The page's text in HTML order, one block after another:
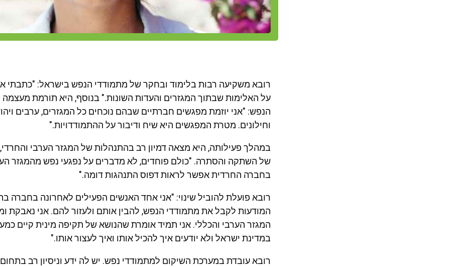
רובא משקיעה רבות בלימוד ובחקר של מתמודדי הנפש בישראל: "כתבתי
על האלימות שבתוך המגזרים והעדות השונות." בנוסף, היא תורמת מעצמה
הנפש: "אני יוזמת מפגשים חברתיים שבהם נוכחים כל המגזרים, ערבים
וחילונים. מטרת המפגשים היא שיח ודיבור על ההתמודדויות."
במהלך פעילותה, היא מצאה דמיון רב בהתנהלות של המגזר הערבי
של השתקה והסתרה. "כולם פוחדים, לא מדברים על נפגעי נפש מהמגזר
בחברה החרדית אפשר לראות דפוס התנהגות דומה."
רובא פועלת להוביל שינוי: "אני אחד האנשים הפעילים לאחרונה בחברה
המודעות לקבל את מתמודדי הנפש, להבין אותם ולעזור להם. אני נאבקת
המגזר הערבי והכללי. אני תמיד אומרת שהנושא של תקיפה מינית קיים
במדינת ישראל ולא יודעים איך להכיל אותו ואיך לעצור אותו."
רובא עובדת במערכת השיקום למתמודדי נפש. יש לה ידע וניסיון רב